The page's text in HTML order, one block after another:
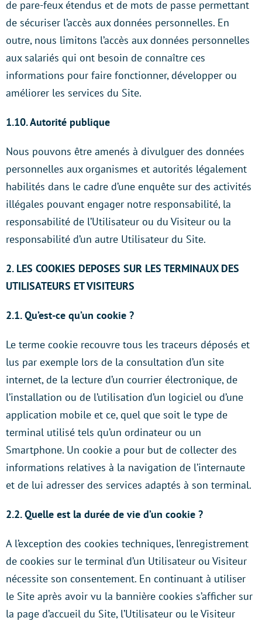
de pare-feux étendus et de mots de passe permettant
de sécuriser l’accès aux données personnelles. En
outre, nous limitons l’accès aux données personnelles
aux salariés qui ont besoin de connaître ces
informations pour faire fonctionner, développer ou
améliorer les services du Site.
1.10. Autorité publique
Nous pouvons être amenés à divulguer des données
personnelles aux organismes et autorités légalement
habilités dans le cadre d’une enquête sur des activités
illégales pouvant engager notre responsabilité, la
responsabilité de l’Utilisateur ou du Visiteur ou la
responsabilité d’un autre Utilisateur du Site.
2. LES COOKIES DEPOSES SUR LES TERMINAUX DES
UTILISATEURS ET VISITEURS
2.1. Qu’est-ce qu’un cookie ?
Le terme cookie recouvre tous les traceurs déposés et
lus par exemple lors de la consultation d’un site
internet, de la lecture d’un courrier électronique, de
l’installation ou de l’utilisation d’un logiciel ou d’une
application mobile et ce, quel que soit le type de
terminal utilisé tels qu’un ordinateur ou un
Smartphone. Un cookie a pour but de collecter des
informations relatives à la navigation de l’internaute
et de lui adresser des services adaptés à son terminal.
2.2. Quelle est la durée de vie d’un cookie ?
A l’exception des cookies techniques, l’enregistrement
de cookies sur le terminal d’un Utilisateur ou Visiteur
nécessite son consentement. En continuant à utiliser
le Site après avoir vu la bannière cookies s’afficher sur
la page d’accueil du Site, l’Utilisateur ou le Visiteur